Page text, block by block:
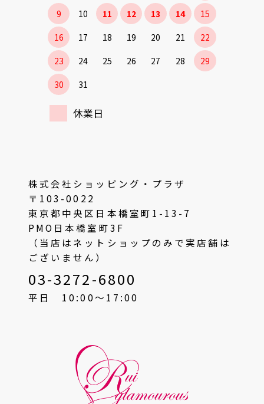
9
10 11 12 13 14
15
16
17 18 19 20 21
22
23
24 25 26 27 28
29
30
31
休業日
株式会社ショッピング・プラザ
〒103-0022
東京都中央区日本橋室町1-13-7
PMO日本橋室町3F
（当店はネットショップのみで実店舗は
ございません）
03-3272-6800
平日 10:00〜17:00